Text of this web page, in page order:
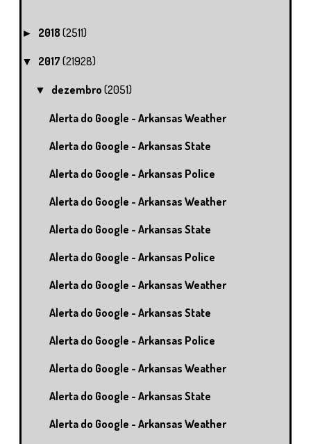
► 2018 (2511)
▼ 2017 (21928)
▼ dezembro(2051)
Alerta do Google - Arkansas Weather
Alerta do Google - Arkansas State
Alerta do Google - Arkansas Police
Alerta do Google - Arkansas Weather
Alerta do Google - Arkansas State
Alerta do Google - Arkansas Police
Alerta do Google - Arkansas Weather
Alerta do Google - Arkansas State
Alerta do Google - Arkansas Police
Alerta do Google - Arkansas Weather
Alerta do Google - Arkansas State
Alerta do Google - Arkansas Weather